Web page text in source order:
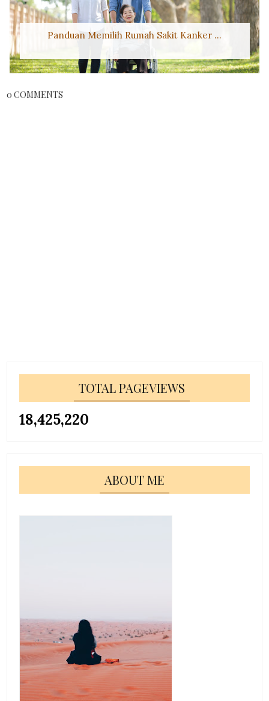
Panduan Memilih Rumah Sakit Kanker ...
0 COMMENTS
TOTAL PAGEVIEWS
18,425,220
ABOUT ME